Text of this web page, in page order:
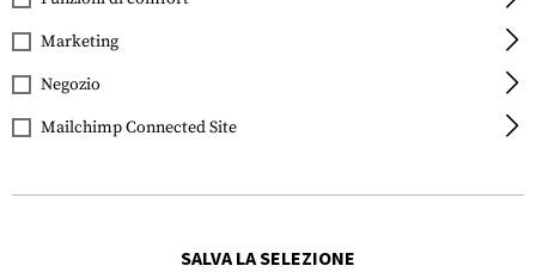
Marketing
Negozio
Mailchimp Connected Site
SALVA LA SELEZIONE